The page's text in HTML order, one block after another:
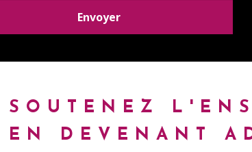
SOUTENEZ
EN DEVENANT